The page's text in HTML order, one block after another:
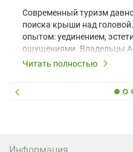
Современный туризм
поиска крыши над
опытом: уединением,
ощущениями. Владельцы
шале понимают, что
вернуться и поделиться
проектора.
Читать полностью